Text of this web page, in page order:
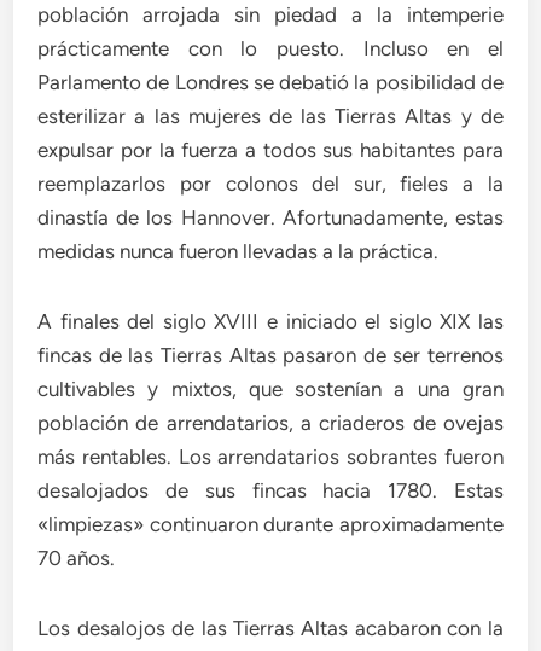
población arrojada sin piedad a la intemperie
prácticamente con lo puesto. Incluso en el
Parlamento de Londres se debatió la posibilidad de
esterilizar a las mujeres de las Tierras Altas y de
expulsar por la fuerza a todos sus habitantes para
reemplazarlos por colonos del sur, fieles a la
dinastía de los Hannover. Afortunadamente, estas
medidas nunca fueron llevadas a la práctica.
A finales del siglo XVIII e iniciado el siglo XIX las
fincas de las Tierras Altas pasaron de ser terrenos
cultivables y mixtos, que sostenían a una gran
población de arrendatarios, a criaderos de ovejas
más rentables. Los arrendatarios sobrantes fueron
desalojados de sus fincas hacia 1780. Estas
«limpiezas» continuaron durante aproximadamente
70 años.
Los desalojos de las Tierras Altas acabaron con la